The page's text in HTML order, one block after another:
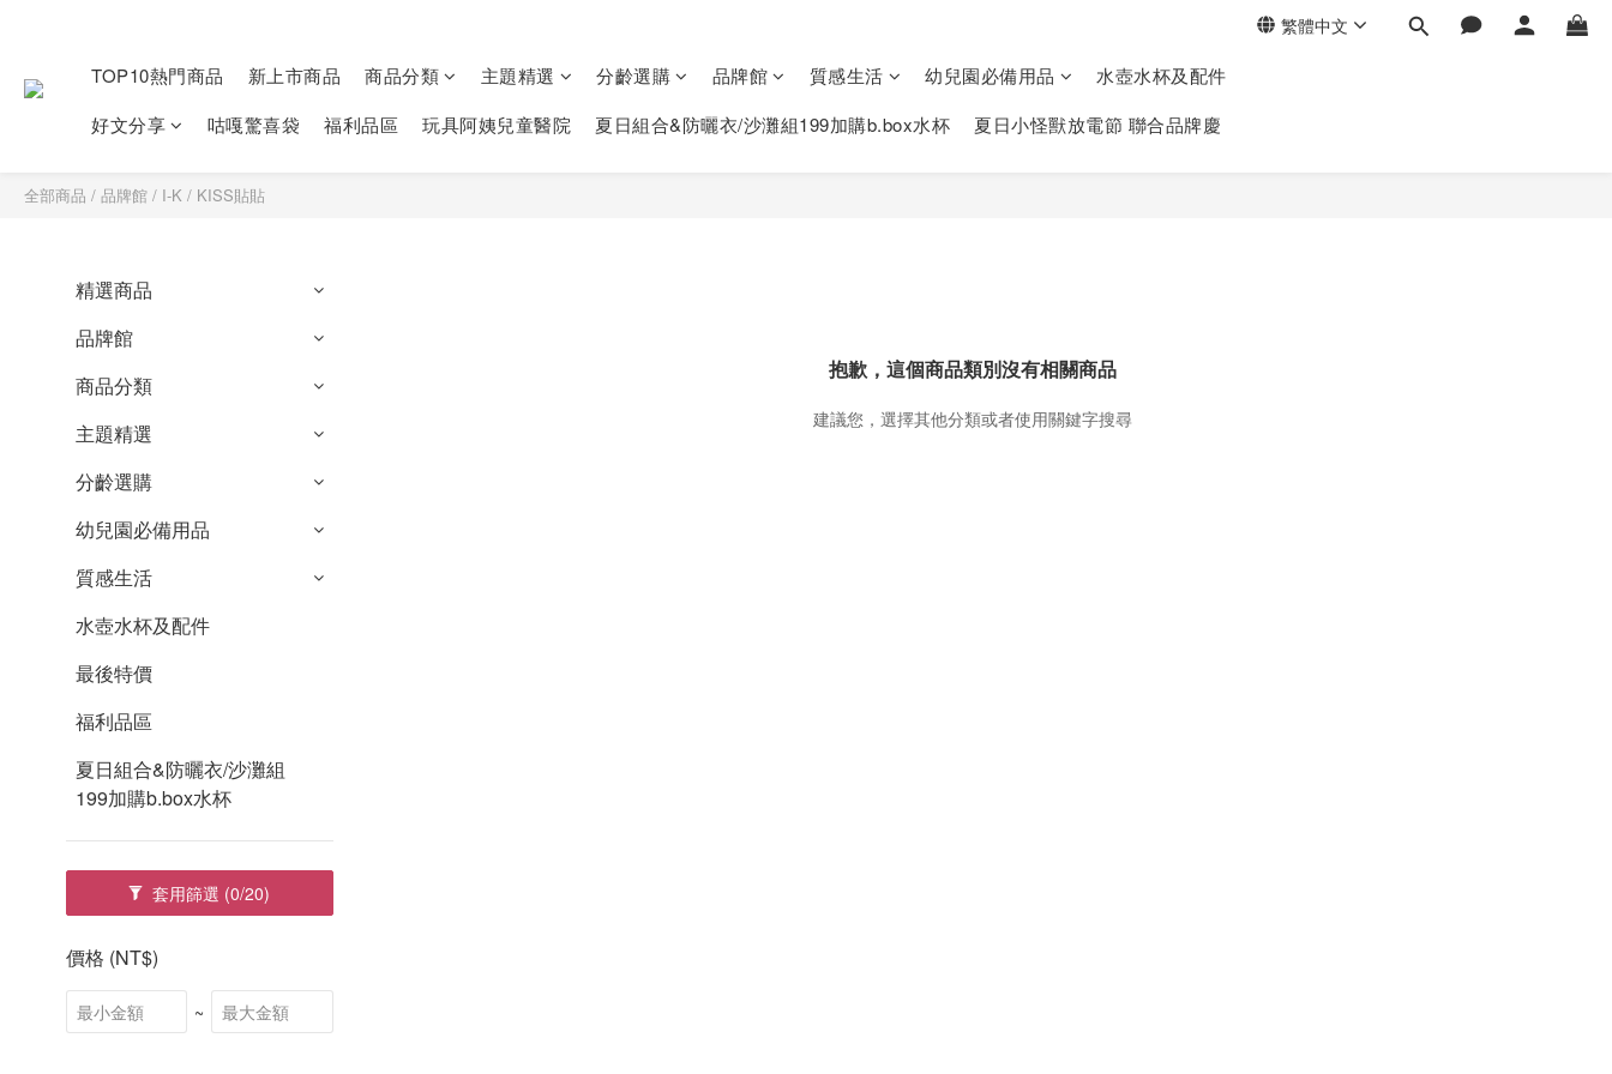
繁體中文
TOP10熱門商品 新上市商品 商品分類 主題精選 分齡選購 品牌館 質感生活 幼兒園必備用品
水壺水杯及配件
好文分享
咕嘎驚喜袋 福利品區 玩具阿姨兒童醫院 夏日組合&防曬衣/沙灘組199加購b.box水杯 夏日小怪獸放電節 聯合品牌慶
全部商品 / 品牌館 / I-K / KISS貼貼
精選商品
品牌館
商品分類
主題精選
分齡選購
幼兒園必備用品
質感生活
水壺水杯及配件
最後特價
福利品區
夏日組合&防曬衣/沙灘組
199加購b.box水杯
套用篩選 (0/20)
價格 (NT$)
~
抱歉，這個商品類別沒有相關商品
建議您，選擇其他分類或者使用關鍵字搜尋